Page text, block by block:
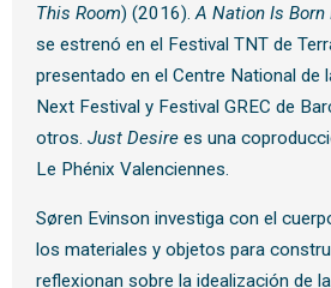
This Room) (2016).A Nation Is Born
se estrenó en el Festival TNT de
presentado en el Centre National de
Next Festival y Festival GREC de
otros. Just Desirees una
Le Phénix Valenciennes.
Søren Evinson investiga con el
los materiales y objetos para
reflexionan sobre la idealización de